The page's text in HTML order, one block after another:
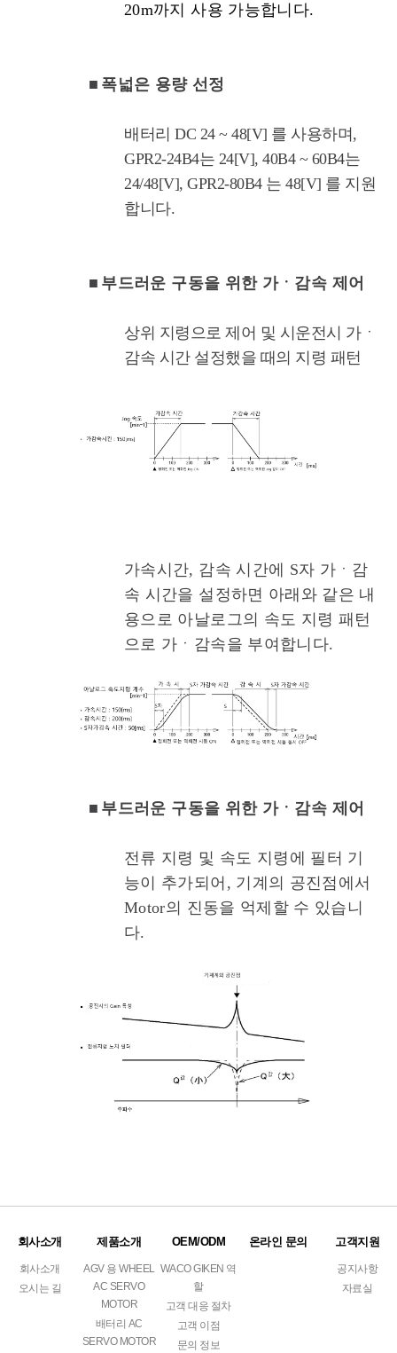
20m까지 사용 가능합니다.
■ 폭넓은 용량 선정
배터리 DC 24 ~ 48[V] 를 사용하며,
GPR2-24B4는 24[V], 40B4 ~ 60B4는
24/48[V], GPR2-80B4 는 48[V] 를 지원
합니다.
■ 부드러운 구동을 위한 가ㆍ감속 제어
상위 지령으로 제어 및 시운전시 가ㆍ
감속 시간 설정했을 때의 지령 패턴
가속시간, 감속 시간에 S자 가ㆍ감
속 시간을 설정하면 아래와 같은 내
용으로 아날로그의 속도 지령 패턴
으로 가ㆍ감속을 부여합니다.
■ 부드러운 구동을 위한 가ㆍ감속 제어
전류 지령 및 속도 지령에 필터 기
능이 추가되어, 기계의 공진점에서
Motor의 진동을 억제할 수 있습니
다.
회사소개
회사소개
오시는 길
제품소개
AGV 용 WHEEL
AC SERVO
MOTOR
배터리 AC
SERVO MOTOR
OEM/ODM
WACO GIKEN 역
할
고객 대응 절차
고객 이점
문의 정보
온라인 문의 고객지원
공지사항
자료실